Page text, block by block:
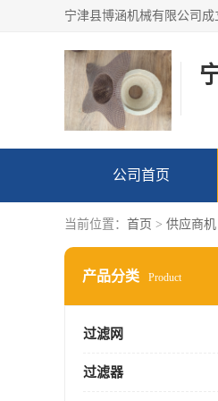
公司首页
当前位置： 首页 > 供应商机
产品分类 Product
过滤网
过滤器